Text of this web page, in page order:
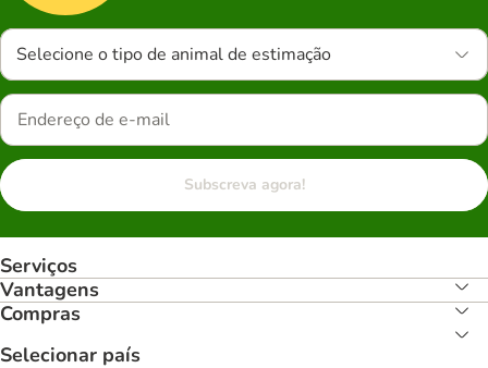
Selecione o tipo de animal de estimação
Subscreva agora!
Serviços
Vantagens
Compras
Selecionar país